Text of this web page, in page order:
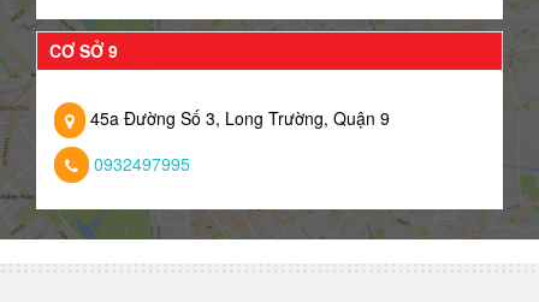
CƠ SỞ 9
45a Đường Số 3, Long Trường, Quận 9
0932497995